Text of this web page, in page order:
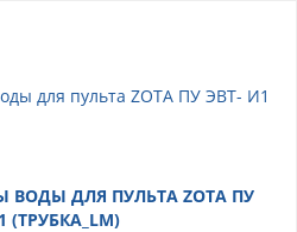
ВОДЫ ДЛЯ ПУЛЬТА ZOTA ПУ
(ТРУБКА_LM)